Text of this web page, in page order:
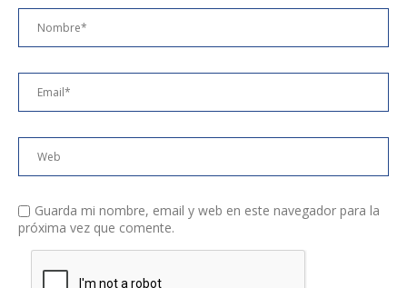
Guarda mi nombre, email y web en este navegador para la
próxima vez que comente.